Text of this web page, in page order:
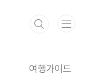
여행가이드